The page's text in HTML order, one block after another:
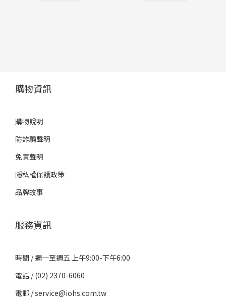
購物資訊
購物說明
防詐騙聲明
免責聲明
隱私權保護政策
品牌故事
服務資訊
時間 / 週一至週五 上午9:00-下午6:00
電話 / (02) 2370-6060
電郵 / service@iohs.com.tw